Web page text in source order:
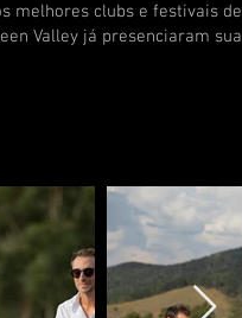
melhores clubs e festivais de
Valley já presenciaram sua